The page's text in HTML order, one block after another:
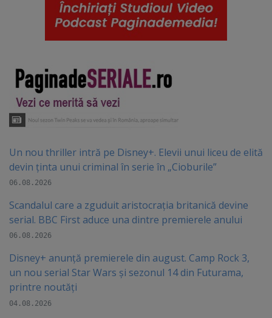
Un nou thriller intră pe Disney+. Elevii unui liceu de elită
devin ținta unui criminal în serie în „Cioburile”
06.08.2026
Scandalul care a zguduit aristocrația britanică devine
serial. BBC First aduce una dintre premierele anului
06.08.2026
Disney+ anunță premierele din august. Camp Rock 3,
un nou serial Star Wars și sezonul 14 din Futurama,
printre noutăți
04.08.2026